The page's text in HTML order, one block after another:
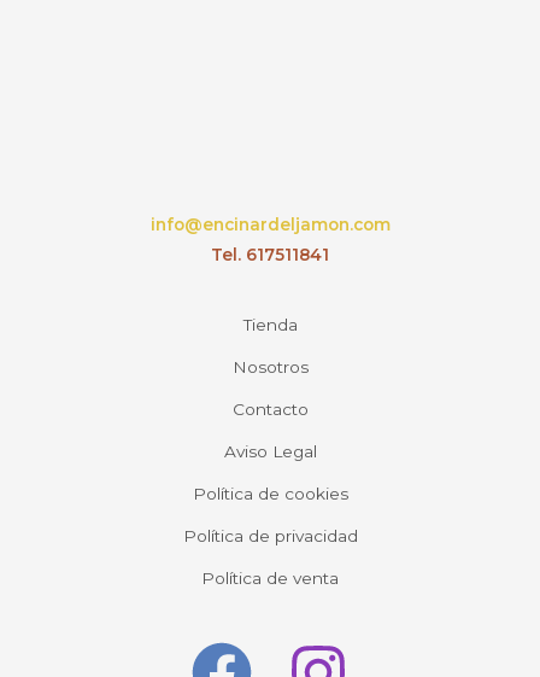
info@encinardeljamon.com
Tel. 617511841
Tienda
Nosotros
Contacto
Aviso Legal
Política de cookies
Política de privacidad
Política de venta